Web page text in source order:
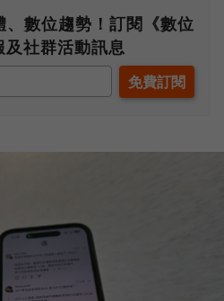
數位趨勢！訂閱《數位
及社群活動訊息